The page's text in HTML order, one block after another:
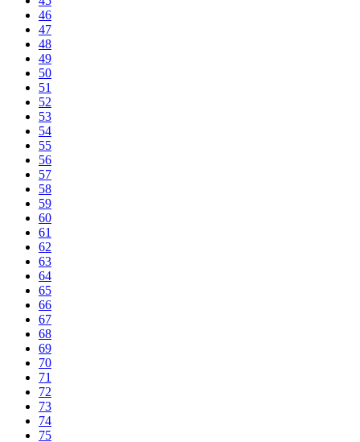
46
47
48
49
50
51
52
53
54
55
56
57
58
59
60
61
62
63
64
65
66
67
68
69
70
71
72
73
74
75